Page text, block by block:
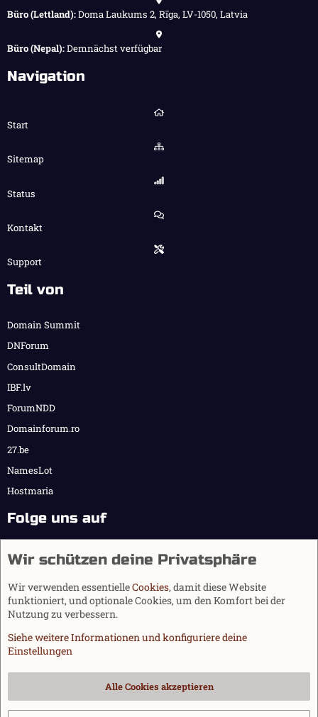
Büro (Lettland):Doma Laukums 2, Rīga, LV-1050, Latvia
Büro (Nepal):Demnächst verfügbar
Navigation
Start
Sitemap
Status
Kontakt
Support
Teil von
Domain Summit
DNForum
ConsultDomain
IBF.lv
ForumNDD
Domainforum.ro
27.be
NamesLot
Hostmaria
Folge uns auf
Cookies
Datenschutz
Hilfe und Impressum
Start
Wir schützen deine Privatsphäre
Wir verwenden essentielleCookies, damit diese Website
funktioniert, und optionale Cookies, um den Komfort bei der
Nutzung zu verbessern.
Siehe weitere Informationen und konfiguriere deine
Einstellungen
Alle Cookies akzeptieren